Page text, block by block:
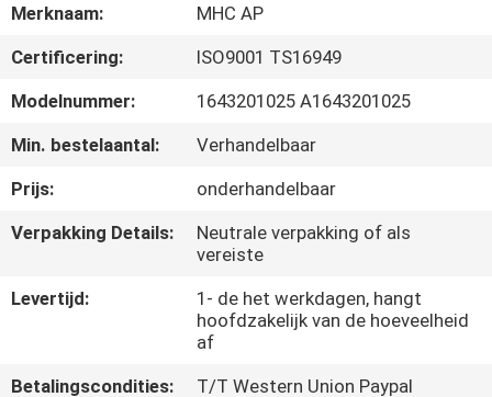
KWALITEITSCONTROLE
NEEM
CONTACT
OP
OM
CITAAT
Merknaam:
MHC AP
Certificering:
ISO9001 TS16949
Modelnummer:
1643201025 A1643201025
Min. bestelaantal:
Verhandelbaar
Prijs:
onderhandelbaar
Verpakking Details:
Neutrale verpakking of als
vereiste
Levertijd:
1- de het werkdagen, hangt
hoofdzakelijk van de hoeveelheid
af
Betalingscondities:
T/T Western Union Paypal